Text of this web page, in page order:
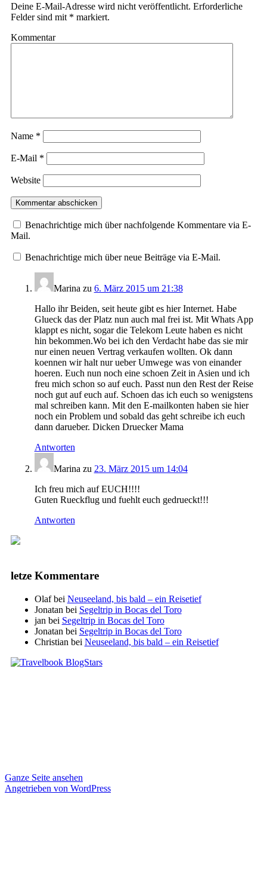
Deine E-Mail-Adresse wird nicht veröffentlicht. Erforderliche
Felder sind mit * markiert.
Kommentar
Name *
E-Mail *
Website
Benachrichtige mich über nachfolgende Kommentare via E-
Mail.
Benachrichtige mich über neue Beiträge via E-Mail.
Marinazu 6. März 2015 um 21:38
Hallo ihr Beiden, seit heute gibt es hier Internet. Habe
Glueck das der Platz nun auch mal frei ist. Mit Whats App
klappt es nicht, sogar die Telekom Leute haben es nicht
hin bekommen.Wo bei ich den Verdacht habe das sie mir
nur einen neuen Vertrag verkaufen wollten. Ok dann
koennen wir halt nur ueber Umwege was von einander
hoeren. Euch nun noch eine schoen Zeit in Asien und ich
freu mich schon so auf euch. Passt nun den Rest der Reise
noch gut auf euch auf. Schoen das ich euch so wenigstens
mal schreiben kann. Mit den E-mailkonten haben sie hier
noch ein Problem und sobald das geht schreibe ich euch
dann darueber. Dicken Druecker Mama
Antworten
Marinazu 23. März 2015 um 14:04
Ich freu mich auf EUCH!!!!
Guten Rueckflug und fuehlt euch gedrueckt!!!
Antworten
letze Kommentare
Olafbei Neuseeland, bis bald – ein Reisetief
Jonatan bei Segeltrip in Bocas del Toro
jan bei Segeltrip in Bocas del Toro
Jonatan bei Segeltrip in Bocas del Toro
Christian bei Neuseeland, bis bald – ein Reisetief
Ganze Seite ansehen
Angetrieben von WordPress